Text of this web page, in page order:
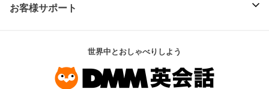
お客様サポート
世界中とおしゃべりしよう